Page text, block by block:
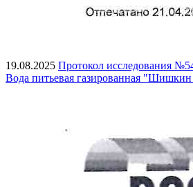
19.08.2025 Протокол исследования
Вода питьевая газированная